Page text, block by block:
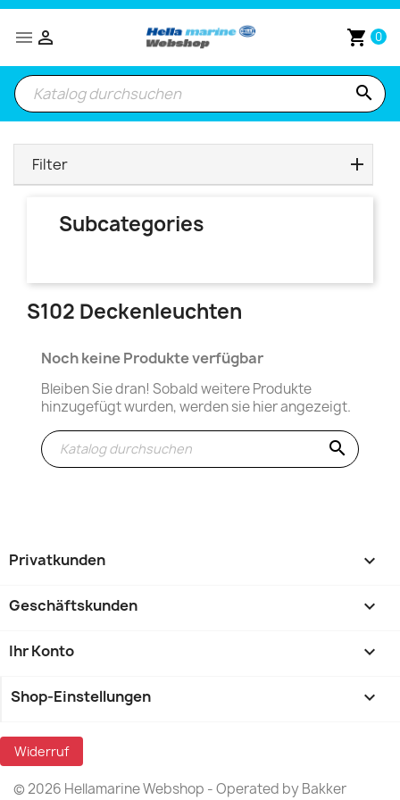
 shopping_cart 0

search
Filter
Subcategories
S102 Deckenleuchten
Noch keine Produkte verfügbar
Bleiben Sie dran! Sobald weitere Produkte
hinzugefügt wurden, werden sie hier angezeigt.
search
Privatkunden 
Geschäftskunden 
Ihr Konto 
Shop-Einstellungen keyboard_arrow_down
Widerruf
© 2026 Hellamarine Webshop - Operated by Bakker